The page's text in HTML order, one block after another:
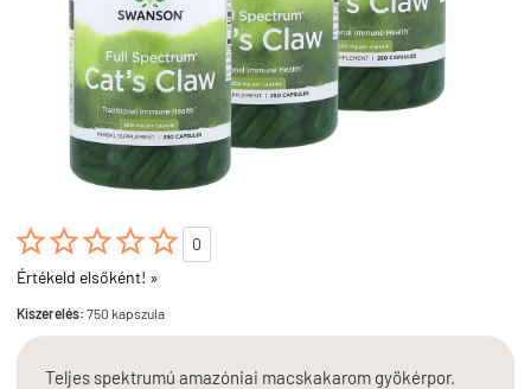

0
Értékeld elsőként! »
Kiszerelés: 750 kapszula
Teljes spektrumú amazóniai macskakarom gyökérpor.